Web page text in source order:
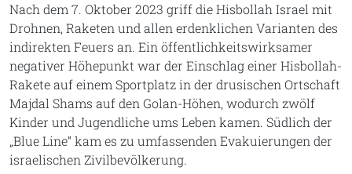
Nach dem 7. Oktober 2023 griff die Hisbollah Israel mit
Drohnen, Raketen und allen erdenklichen Varianten des
indirekten Feuers an. Ein öffentlichkeitswirksamer
negativer Höhepunkt war der Einschlag einer Hisbollah-
Rakete auf einem Sportplatz in der drusischen Ortschaft
Majdal Shams auf den Golan-Höhen, wodurch zwölf
Kinder und Jugendliche ums Leben kamen. Südlich der
„Blue Line“ kam es zu umfassenden Evakuierungen der
israelischen Zivilbevölkerung.